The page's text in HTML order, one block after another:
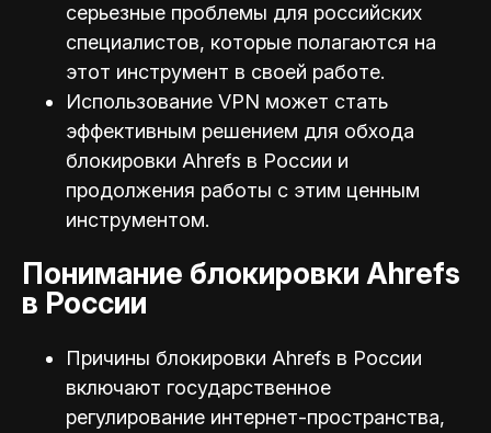
серьезные проблемы для российских
специалистов, которые полагаются на
этот инструмент в своей работе.
Использование VPN может стать
эффективным решением для обхода
блокировки Ahrefs в России и
продолжения работы с этим ценным
инструментом.
Понимание блокировки Ahrefs
в России
Причины блокировки Ahrefs в России
включают государственное
регулирование интернет-пространства,